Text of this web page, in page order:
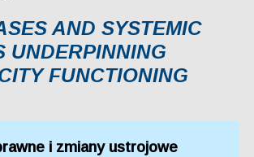
AND SYSTEMIC
UNDERPINNING
FUNCTIONING
i zmiany ustrojowe